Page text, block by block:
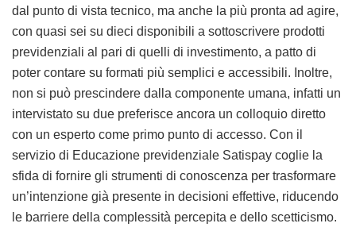
dal punto di vista tecnico, ma anche la più pronta ad agire,
con quasi sei su dieci disponibili a sottoscrivere prodotti
previdenziali al pari di quelli di investimento, a patto di
poter contare su formati più semplici e accessibili. Inoltre,
non si può prescindere dalla componente umana, infatti un
intervistato su due preferisce ancora un colloquio diretto
con un esperto come primo punto di accesso. Con il
servizio di Educazione previdenziale Satispay coglie la
sfida di fornire gli strumenti di conoscenza per trasformare
un’intenzione già presente in decisioni effettive, riducendo
le barriere della complessità percepita e dello scetticismo.